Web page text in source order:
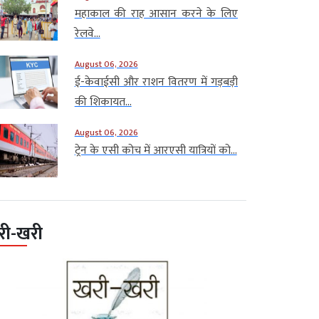
महाकाल की राह आसान करने के लिए
रेलवे...
August 06, 2026
ई-केवाईसी और राशन वितरण में गड़बड़ी
की शिकायत...
August 06, 2026
ट्रेन के एसी कोच में आरएसी यात्रियों को...
खरी